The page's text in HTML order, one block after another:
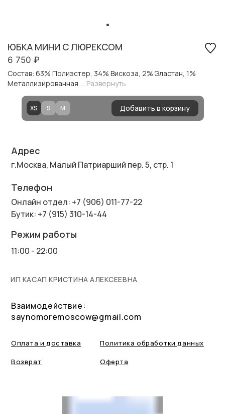
ЮБКА МИНИ С ЛЮРЕКСОМ
6 750 ₽
Состав: 63% Полиэстер, 34% Вискоза, 2% Эластан, 1%
Металлизированная
... Развернуть
XS S M Добавить в корзину
Оферта
Оплата и доставка
Возврат
Политика обработки данных
Взаимодействие:
saynomoremoscow@gmail.com
Адрес
г.Москва, Малый Патриарший пер. 5, стр. 1
Режим работы
11:00 - 22:00
Телефон
Онлайн отдел: +7 (906) 011-77-22
Бутик: +7 (915) 310-14-44
ИП КАСАП КРИСТИНА АЛЕКСЕЕВНА